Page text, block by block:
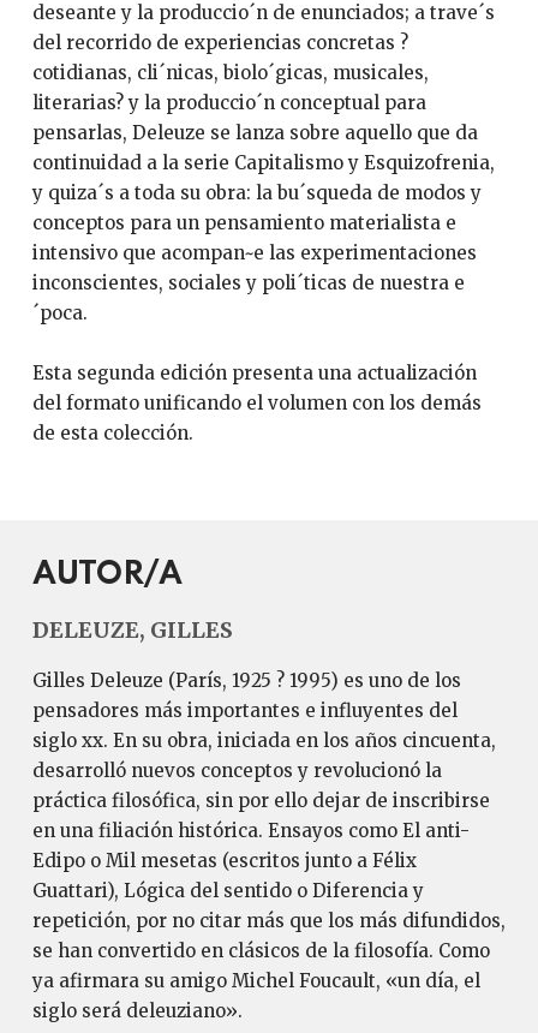
deseante y la produccio´n de enunciados; a trave´s
del recorrido de experiencias concretas ?
cotidianas, cli´nicas, biolo´gicas, musicales,
literarias? y la produccio´n conceptual para
pensarlas, Deleuze se lanza sobre aquello que da
continuidad a la serie Capitalismo y Esquizofrenia,
y quiza´s a toda su obra: la bu´squeda de modos y
conceptos para un pensamiento materialista e
intensivo que acompan~e las experimentaciones
inconscientes, sociales y poli´ticas de nuestra e
´poca.
Esta segunda edición presenta una actualización
del formato unificando el volumen con los demás
de esta colección.
AUTOR/A
DELEUZE, GILLES
Gilles Deleuze (París, 1925 ? 1995) es uno de los
pensadores más importantes e influyentes del
siglo xx. En su obra, iniciada en los años cincuenta,
desarrolló nuevos conceptos y revolucionó la
práctica filosófica, sin por ello dejar de inscribirse
en una filiación histórica. Ensayos como El anti-
Edipo o Mil mesetas (escritos junto a Félix
Guattari), Lógica del sentido o Diferencia y
repetición, por no citar más que los más difundidos,
se han convertido en clásicos de la filosofía. Como
ya afirmara su amigo Michel Foucault, «un día, el
siglo será deleuziano».